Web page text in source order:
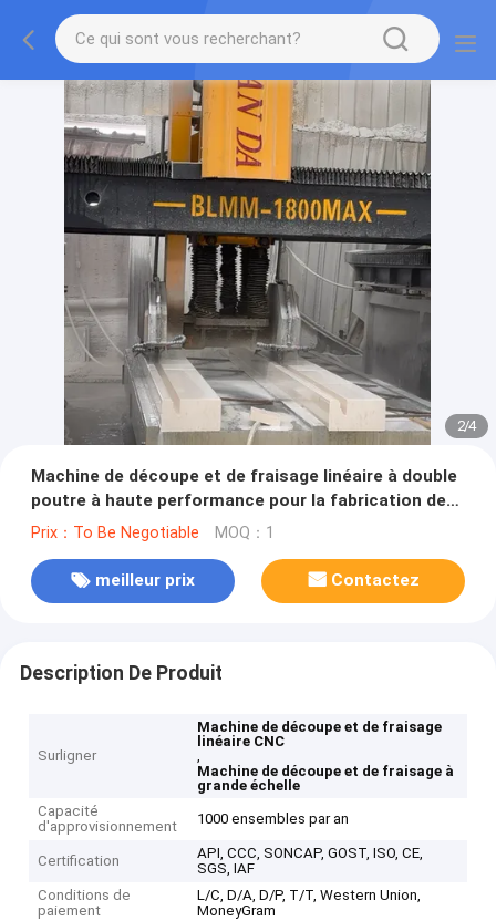
2/4
Machine de découpe et de fraisage linéaire à double
poutre à haute performance pour la fabrication de
formes spéciales à grande échelle
Prix：To Be Negotiable MOQ：1
meilleur prix Contactez
Description De Produit
Surligner
Machine de découpe et de fraisage
linéaire CNC
,
Machine de découpe et de fraisage à
grande échelle
Capacité
d'approvisionnement
1000 ensembles par an
Certification
API, CCC, SONCAP, GOST, ISO, CE,
SGS, IAF
Conditions de
paiement
L/C, D/A, D/P, T/T, Western Union,
MoneyGram